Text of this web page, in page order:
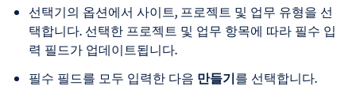
선택기의 옵션에서 사이트, 프로젝트 및 업무 유형을 선
택합니다. 선택한 프로젝트 및 업무 항목에 따라 필수 입
력 필드가 업데이트됩니다.
필수 필드를 모두 입력한 다음 만들기를 선택합니다.